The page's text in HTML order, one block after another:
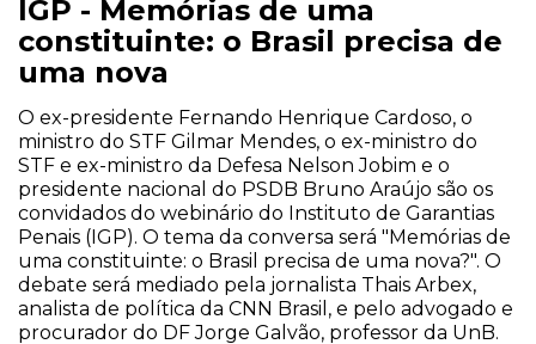
IGP - Memórias de uma
constituinte: o Brasil precisa de
uma nova
O ex-presidente Fernando Henrique Cardoso, o
ministro do STF Gilmar Mendes, o ex-ministro do
STF e ex-ministro da Defesa Nelson Jobim e o
presidente nacional do PSDB Bruno Araújo são os
convidados do webinário do Instituto de Garantias
Penais (IGP). O tema da conversa será "Memórias de
uma constituinte: o Brasil precisa de uma nova?". O
debate será mediado pela jornalista Thais Arbex,
analista de política da CNN Brasil, e pelo advogado e
procurador do DF Jorge Galvão, professor da UnB.